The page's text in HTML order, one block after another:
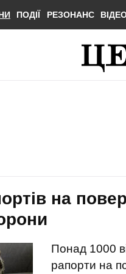
ПОДІЇ РЕЗОНАНС
на
Понад 1000
рапорти на